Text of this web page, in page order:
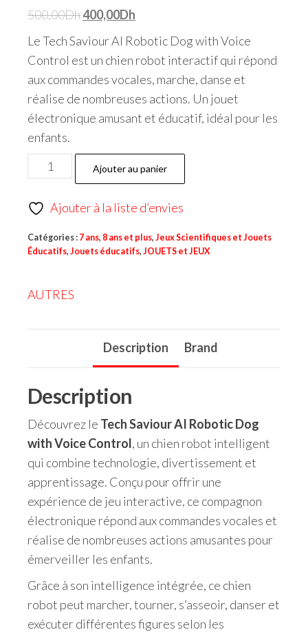
500,00Dh400,00Dh
Le Tech Saviour AI Robotic Dog with Voice
Control est un chien robot interactif qui répond
aux commandes vocales, marche, danse et
réalise de nombreuses actions. Un jouet
électronique amusant et éducatif, idéal pour les
enfants.
Ajouter au panier
Ajouter à la liste d’envies
Catégories : 7 ans, 8 ans et plus, Jeux Scientifiques et Jouets
Éducatifs, Jouets éducatifs, JOUETS et JEUX
AUTRES
Description Brand
Description
Découvrez le Tech Saviour AI Robotic Dog
with Voice Control, un chien robot intelligent
qui combine technologie, divertissement et
apprentissage. Conçu pour offrir une
expérience de jeu interactive, ce compagnon
électronique répond aux commandes vocales et
réalise de nombreuses actions amusantes pour
émerveiller les enfants.
Grâce à son intelligence intégrée, ce chien
robot peut marcher, tourner, s’asseoir, danser et
exécuter différentes figures selon les